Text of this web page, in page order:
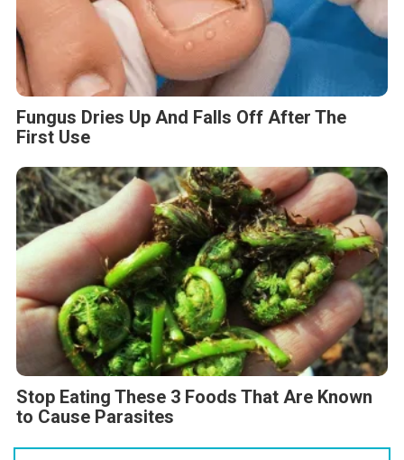
Fungus Dries Up And Falls Off After The
First Use
Stop Eating These 3 Foods That Are Known
to Cause Parasites